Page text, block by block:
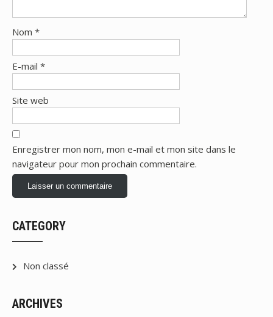
Nom *
E-mail *
Site web
Enregistrer mon nom, mon e-mail et mon site dans le
navigateur pour mon prochain commentaire.
CATEGORY
Non classé
ARCHIVES